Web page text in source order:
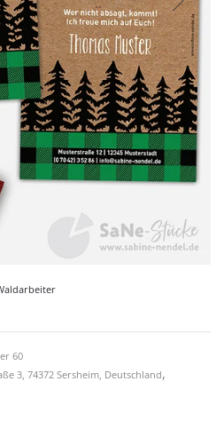
60
3, 74372 Sersheim, Deutschland,